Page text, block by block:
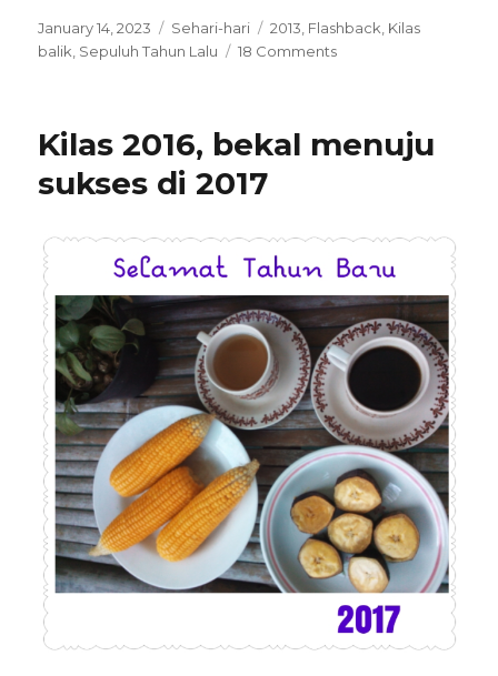
Posted
on
January 14, 2023 Categories
Sehari-hari Tags
2013 Flashback Kilas
balik Sepuluh Tahun Lalu 18 Commentson
Kilas 2016, bekal menuju
sukses di 2017